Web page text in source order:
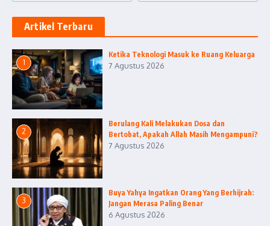
Artikel Terbaru
1
Ketika Teknologi Masuk ke Ruang Keluarga
7 Agustus 2026
2
Berulang Kali Melakukan Dosa dan
Bertobat, Apakah Allah Masih Mengampuni?
7 Agustus 2026
3
Buya Yahya Ingatkan Orang Yang Berhijrah:
Jangan Merasa Paling Benar
6 Agustus 2026